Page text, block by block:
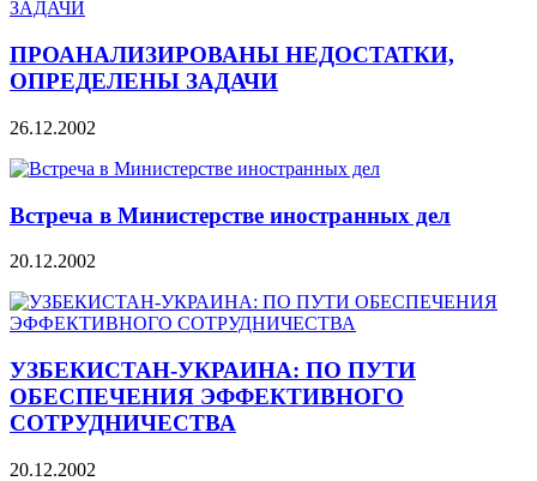
ПРОАНАЛИЗИРОВАНЫ НЕДОСТАТКИ,
ОПРЕДЕЛЕНЫ ЗАДАЧИ
26.12.2002
Встреча в Министерстве иностранных дел
20.12.2002
УЗБЕКИСТАН-УКРАИНА: ПО ПУТИ
ОБЕСПЕЧЕНИЯ ЭФФЕКТИВНОГО
СОТРУДНИЧЕСТВА
20.12.2002